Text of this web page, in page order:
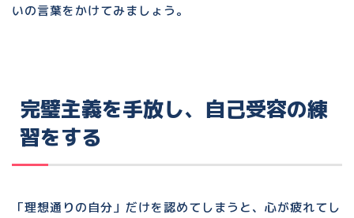
いの言葉をかけてみましょう。
完璧主義を手放し、自己受容の練
習をする
「理想通りの自分」だけを認めてしまうと、心が疲れてし